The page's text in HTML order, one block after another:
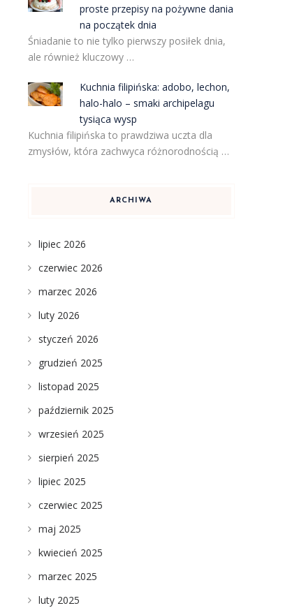
proste przepisy na pożywne dania
na początek dnia
Śniadanie to nie tylko pierwszy posiłek dnia,
ale również kluczowy …
Kuchnia filipińska: adobo, lechon,
halo-halo – smaki archipelagu
tysiąca wysp
Kuchnia filipińska to prawdziwa uczta dla
zmysłów, która zachwyca różnorodnością …
ARCHIWA
lipiec 2026
czerwiec 2026
marzec 2026
luty 2026
styczeń 2026
grudzień 2025
listopad 2025
październik 2025
wrzesień 2025
sierpień 2025
lipiec 2025
czerwiec 2025
maj 2025
kwiecień 2025
marzec 2025
luty 2025